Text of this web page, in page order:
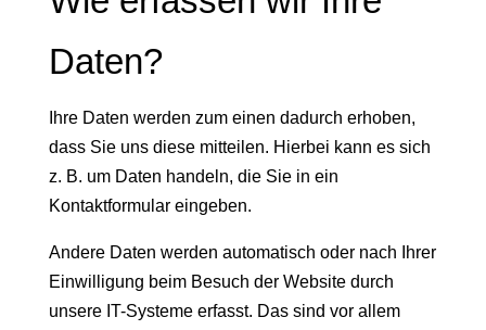
Daten?
Ihre Daten werden zum einen dadurch erhoben,
dass Sie uns diese mitteilen. Hierbei kann es sich
z. B. um Daten handeln, die Sie in ein
Kontaktformular eingeben.
Andere Daten werden automatisch oder nach Ihrer
Einwilligung beim Besuch der Website durch
unsere IT-Systeme erfasst. Das sind vor allem